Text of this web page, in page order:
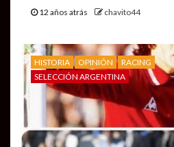
12 años atrás chavito44
HISTORIA OPINIÓN
RACING
SELECCIÓN ARGENTINA